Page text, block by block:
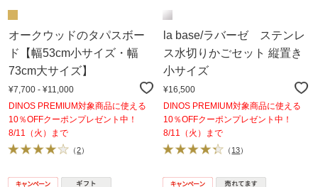
オークウッドのタパスボー
ド【幅53cm小サイズ・幅
73cm大サイズ】
¥7,700 - ¥11,000
DINOS PREMIUM対象商品に使える
10％OFFクーポンプレゼント中！
8/11（火）まで
（2）
la base/ラバーゼ ステンレ
ス水切りかごセット 縦置き
小サイズ
¥16,500
DINOS PREMIUM対象商品に使える
10％OFFクーポンプレゼント中！
8/11（火）まで
（ 13）